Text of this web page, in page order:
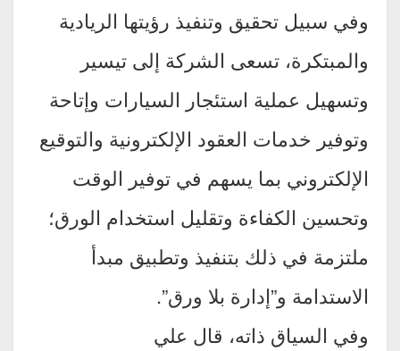
وفي سبيل تحقيق وتنفيذ رؤيتها الريادية
والمبتكرة، تسعى الشركة إلى تيسير
وتسهيل عملية استئجار السيارات وإتاحة
وتوفير خدمات العقود الإلكترونية والتوقيع
الإلكتروني بما يسهم في توفير الوقت
وتحسين الكفاءة وتقليل استخدام الورق؛
ملتزمة في ذلك بتنفيذ وتطبيق مبدأ
الاستدامة و”إدارة بلا ورق”.
وفي السياق ذاته، قال علي